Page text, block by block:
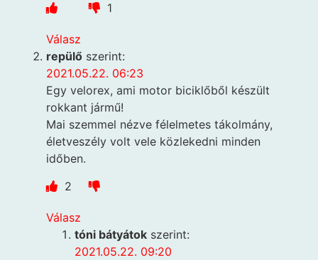
1
Válasz
repülő szerint:
2021.05.22. 06:23
Egy velorex, ami motor biciklőből készült
rokkant jármű!
Mai szemmel nézve félelmetes tákolmány,
életveszély volt vele közlekedni minden
időben.
2
Válasz
tóni bátyátok szerint:
2021.05.22. 09:20